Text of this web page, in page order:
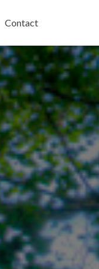
Contact